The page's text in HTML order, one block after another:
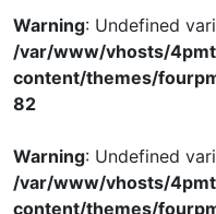
Warning: Undefined
/var/www/vhosts/
content/themes/
82
Warning: Undefined
/var/www/vhosts/
content/themes/